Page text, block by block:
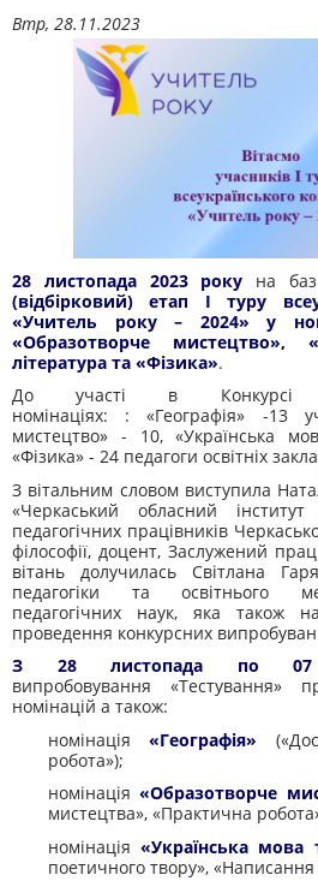
Втр, 28.11.2023
28 листопада 2023 року на
(відбірковий) етап І туру
«Учитель року – 2024» у
«Образотворче мистецтво»,
література та «Фізика».
До участі в Конкурсі
номінаціях: : «Географія» -13
мистецтво» - 10, «Українська
«Фізика» - 24 педагоги освітніх
З вітальним словом виступила
«Черкаський обласний інститут
педагогічних працівників
філософії, доцент, Заслужений
вітань долучилась Світлана
педагогіки та освітнього
педагогічних наук, яка також
проведення конкурсних
З 28 листопада по 07
випробовування «Тестування»
номінацій а також:
номінація«Географія»
робота»);
номінація«Образотворче
мистецтва», «Практична
номінація«Українська мова
поетичного твору»,